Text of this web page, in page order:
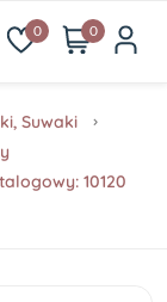
0 0
Suwaki
10120